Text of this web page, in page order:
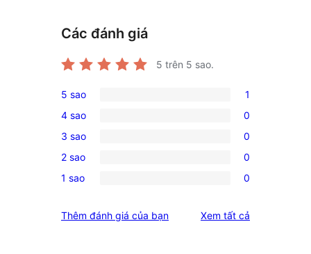
Các đánh giá
5 trên 5 sao.
1
5-
star
review
5 sao 1
0
4-
star
reviews
4 sao 0
0
3-
star
3 sao 0
0
2-
reviews
2 sao 0
0
star
1 sao 0
Thêm đánh giá của bạn Xem tất cả